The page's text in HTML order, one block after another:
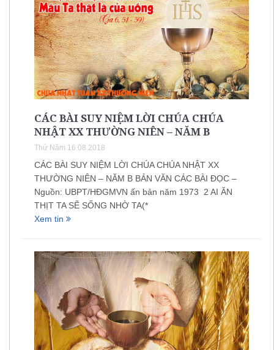
CÁC BÀI SUY NIỆM LỜI CHÚA CHÚA
NHẬT XX THƯỜNG NIÊN – NĂM B
Thứ Năm 16.08.2018
CÁC BÀI SUY NIỆM LỜI CHÚA CHÚA NHẬT XX
THƯỜNG NIÊN – NĂM B BẢN VĂN CÁC BÀI ĐỌC –
Nguồn: UBPT/HĐGMVN ấn bản năm 1973 2 AI ĂN
THỊT TA SẼ SỐNG NHỜ TA(*
Xem tin